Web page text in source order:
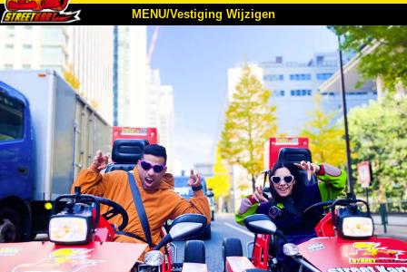
MENU/Vestiging Wijzigen
Over Ons Specificaties Prijs
Bereikbaarheid Reviews Veelgestelde Vragen
Bedrijf Reserveren
Vestiging Wijzigen
Tokio Shinagawa Tokio Akihabara#1
Tokio Akihabara#2 Tokio Shibuya
Tokio Shibuya Annex Tokio Baai